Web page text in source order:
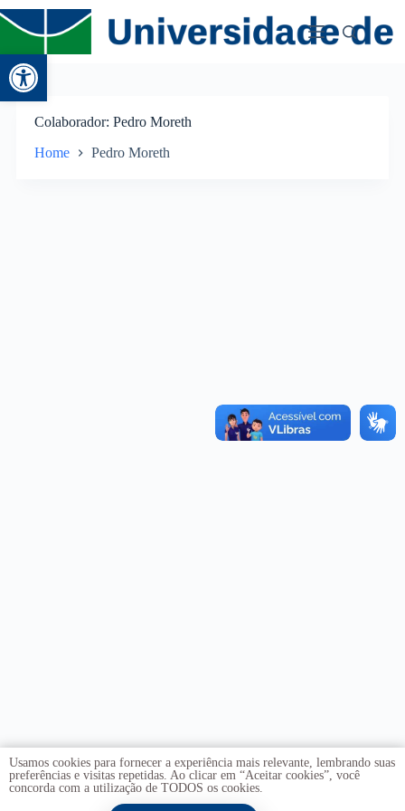
Abrir a barra de ferramentas
Colaborador Pedro Moreth
Home Pedro Moreth
Usamos cookies para fornecer a experiência mais relevante, lembrando suas
preferências e visitas repetidas. Ao clicar em “Aceitar cookies”, você
concorda com a utilização de TODOS os cookies.